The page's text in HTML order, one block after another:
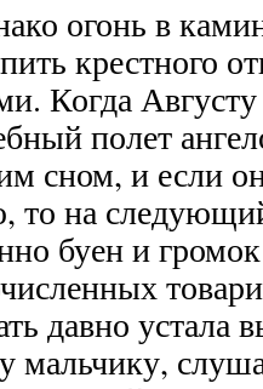
огонь в
крестного
Когда
полет
сном, и если
то на
буен и
давно устала
мальчику,